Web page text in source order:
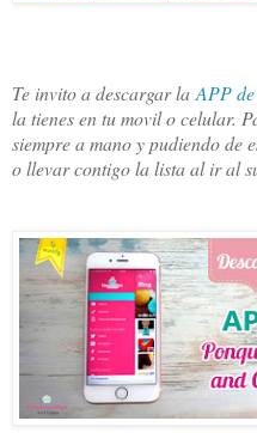
Te invito a descargar la APP
la tienes en tu movil o celular.
siempre a mano y pudiendo de
o llevar contigo la lista al ir al